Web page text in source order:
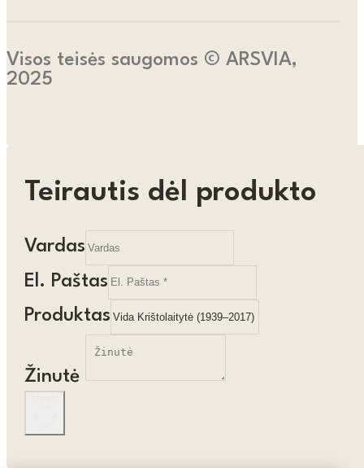
Visos teisės saugomos © ARSVIA,
2025
Teirautis dėl produkto
Vardas
El. Paštas
Produktas
Žinutė